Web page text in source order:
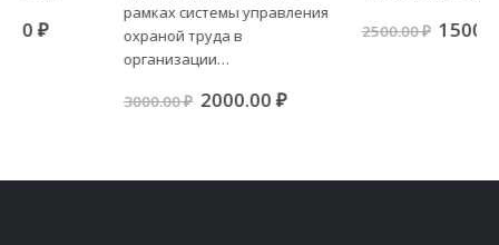
рамках системы управления
охраной труда в
организации…
Первоначальная
2000.00₽Текущая
Первоначальная
1500.00₽